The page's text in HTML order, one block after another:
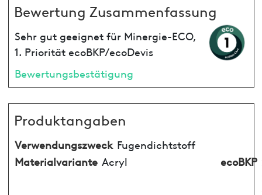
Bewertung Zusammenfassung
Sehr gut geeignet für Minergie-ECO,
1. Priorität ecoBKP/ecoDevis
Bewertungsbestätigung
Produktangaben
Verwendungszweck Fugendichtstoff
Materialvariante Acryl ecoBKP